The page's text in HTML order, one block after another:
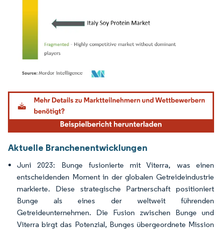
Bild © Mordor Intelligence. Wiederverwendung erfordert Namensnennung gemäß
Aktuelle Branchenentwicklungen
Juni 2023: Bunge fusionierte mit Viterra, was einen
entscheidenden Moment in der globalen Getreideindustrie
markierte. Diese strategische Partnerschaft positioniert
Bunge als eines der weltweit führenden
Getreideunternehmen. Die Fusion zwischen Bunge und
Viterra birgt das Potenzial, Bunges übergeordnete Mission